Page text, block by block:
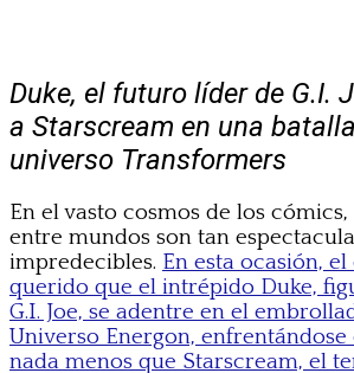
Duke, el futuro líder de G.I.
a Starscream en una
universo Transformers
En el vasto cosmos de los
entre mundos son tan
impredecibles. En esta ocasión,
querido que el intrépido Duke,
G.I. Joe, se adentre en el
Universo Energon,
nada menos que Starscream, el